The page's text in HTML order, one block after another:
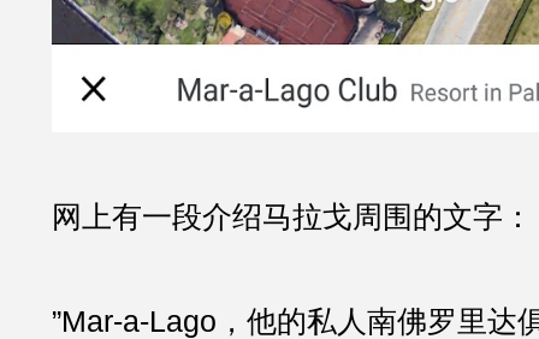
网上有一段介绍马拉戈周围的文字：
”Mar-a-Lago，他的私人南佛罗里达